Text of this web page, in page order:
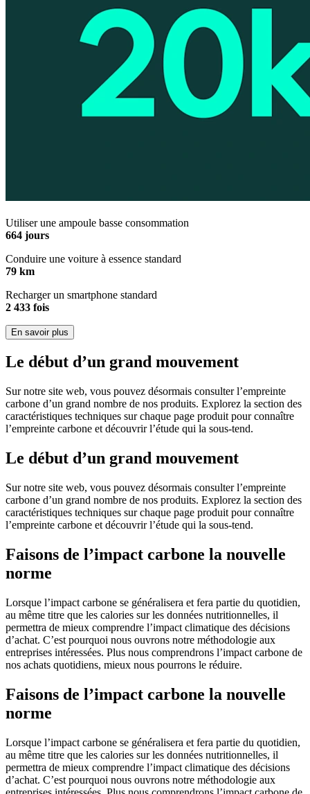
Utiliser une ampoule basse consommation
664 jours
Conduire une voiture à essence standard
79 km
Recharger un smartphone standard
2 433 fois
En savoir plus
Le début d’un grand mouvement
Sur notre site web, vous pouvez désormais consulter l’empreinte
carbone d’un grand nombre de nos produits. Explorez la section des
caractéristiques techniques sur chaque page produit pour connaître
l’empreinte carbone et découvrir l’étude qui la sous-tend.
Le début d’un grand mouvement
Sur notre site web, vous pouvez désormais consulter l’empreinte
carbone d’un grand nombre de nos produits. Explorez la section des
caractéristiques techniques sur chaque page produit pour connaître
l’empreinte carbone et découvrir l’étude qui la sous-tend.
Faisons de l’impact carbone la nouvelle
norme
Lorsque l’impact carbone se généralisera et fera partie du quotidien,
au même titre que les calories sur les données nutritionnelles, il
permettra de mieux comprendre l’impact climatique des décisions
d’achat. C’est pourquoi nous ouvrons notre méthodologie aux
entreprises intéressées. Plus nous comprendrons l’impact carbone de
nos achats quotidiens, mieux nous pourrons le réduire.
Faisons de l’impact carbone la nouvelle
norme
Lorsque l’impact carbone se généralisera et fera partie du quotidien,
au même titre que les calories sur les données nutritionnelles, il
permettra de mieux comprendre l’impact climatique des décisions
d’achat. C’est pourquoi nous ouvrons notre méthodologie aux